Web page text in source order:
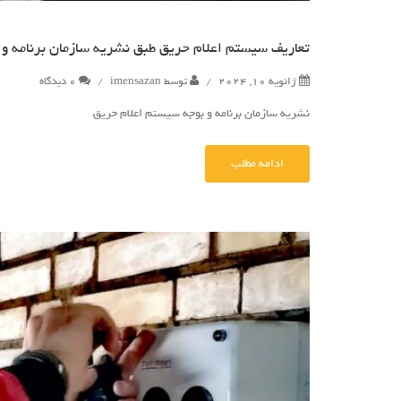
تعاریف سیستم اعلام حریق طبق نشریه سازمان برنامه
ژانویه 10, 2024 / توسط imensazan
/
نشریه سازمان برنامه و بوجه سیستم اعلام حریق
ادامه مطلب